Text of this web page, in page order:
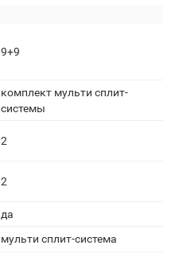
9+9
комплект мульти сплит-
системы
2
2
да
мульти сплит-система